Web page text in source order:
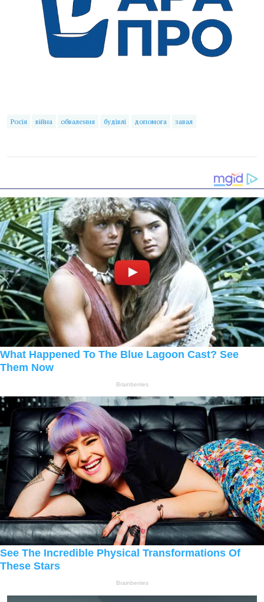
Росія війна обвалення будівлі допомога завал